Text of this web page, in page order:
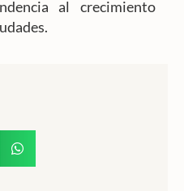
al crecimiento